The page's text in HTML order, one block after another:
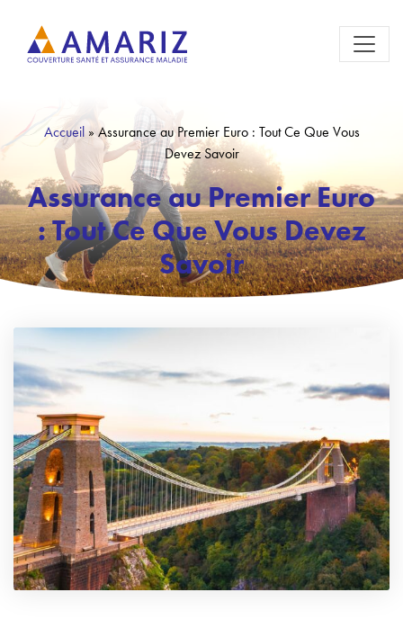
Accueil» Assurance au Premier Euro : Tout Ce Que Vous
Devez Savoir
Assurance au Premier Euro
: Tout Ce Que Vous Devez
Savoir